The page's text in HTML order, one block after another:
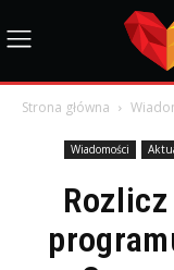
Strona główna
Wiadomości